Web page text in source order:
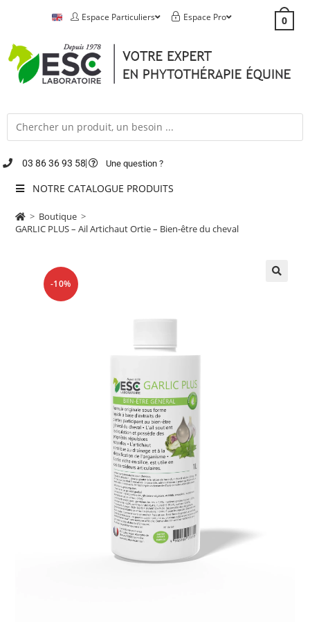
Espace Particuliers Espace Pro 0
03 86 36 93 58 Une question ?
NOTRE CATALOGUE PRODUITS
> Boutique >
GARLIC PLUS – Ail Artichaut Ortie – Bien-être du cheval
-10%